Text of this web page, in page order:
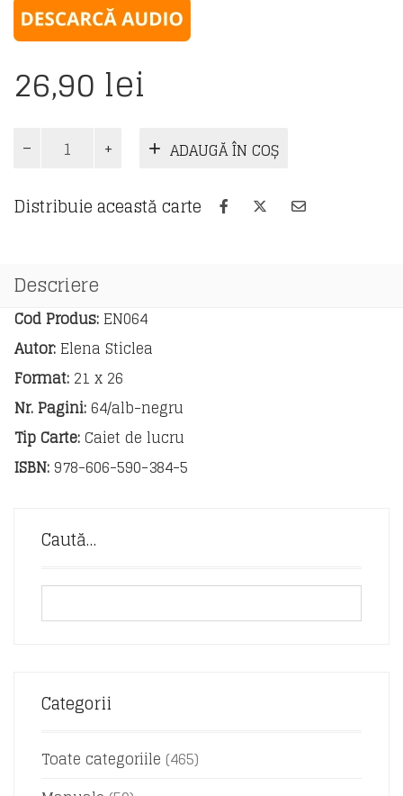
26,90 lei
Cantitate
English
Kids.
Caiet
pentru
clasa
a
a
ADAUGĂ ÎN COȘ
Distribuie această carte
Descriere
Cod Produs: EN064
Autor: Elena Sticlea
Format: 21 x 26
Nr. Pagini:64/alb-negru
Tip Carte:Caiet de lucru
ISBN:978-606-590-384-5
Caută…
Categorii
Toate categoriile (465)